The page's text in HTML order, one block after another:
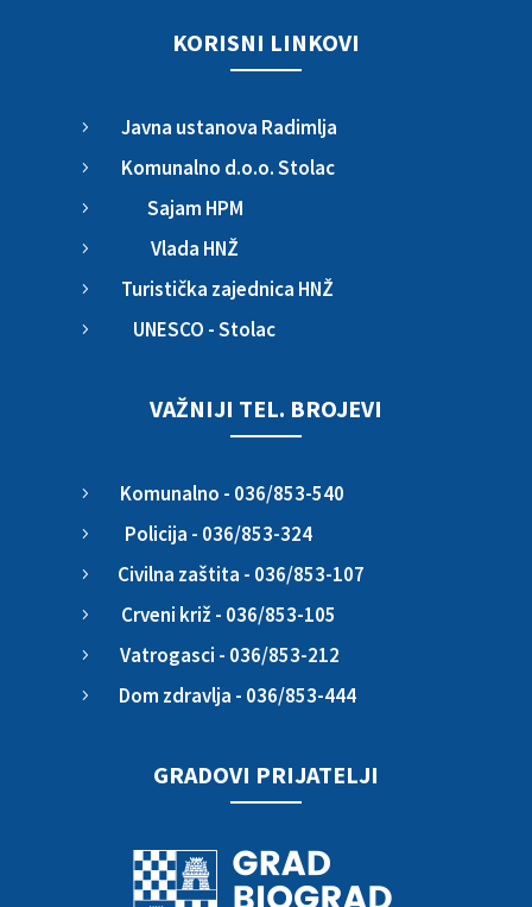
KORISNI LINKOVI
5 Javna ustanova Radimlja
5 Komunalno d.o.o. Stolac
5 Sajam HPM
5 Vlada HNŽ
5 Turistička zajednica HNŽ
5 UNESCO - Stolac
VAŽNIJI TEL. BROJEVI
5 Komunalno - 036/853-540
5 Policija - 036/853-324
5 Civilna zaštita - 036/853-107
5 Crveni križ - 036/853-105
5 Vatrogasci - 036/853-212
5 Dom zdravlja - 036/853-444
GRADOVI PRIJATELJI